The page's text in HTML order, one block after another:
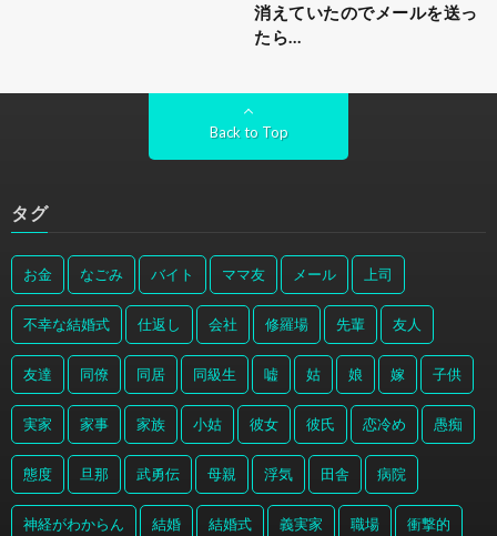
消えていたのでメールを送っ
たら…
Back to Top
タグ
お金 なごみ バイト ママ友 メール 上司
不幸な結婚式 仕返し 会社 修羅場 先輩 友人
友達 同僚 同居 同級生 嘘 姑 娘 嫁 子供
実家 家事 家族 小姑 彼女 彼氏 恋冷め 愚痴
態度 旦那 武勇伝 母親 浮気 田舎 病院
神経がわからん 結婚 結婚式 義実家 職場 衝撃的